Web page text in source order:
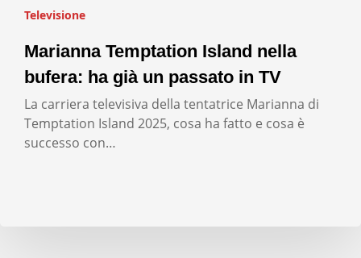
Televisione
Marianna Temptation Island nella
bufera: ha già un passato in TV
La carriera televisiva della tentatrice Marianna di
Temptation Island 2025, cosa ha fatto e cosa è
successo con…